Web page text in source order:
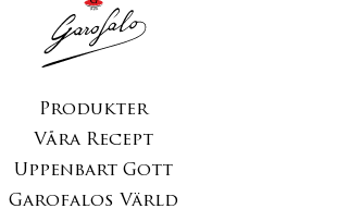
Produkter
Våra Recept
Uppenbart Gott
Garofalos Värld